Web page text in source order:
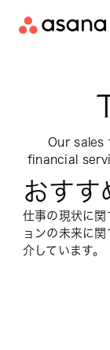
Our
financial
おすす
仕事の現状に
ョンの未来に
介しています。